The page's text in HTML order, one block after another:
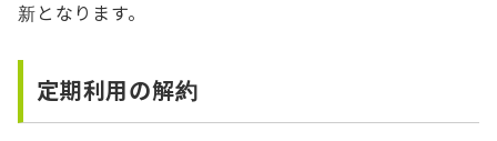
新となります。
定期利用の解約